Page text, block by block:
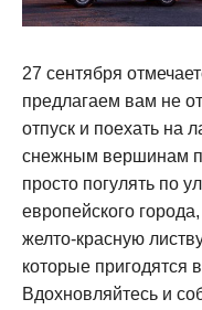
27 сентября
предлагаем вам не
отпуск и поехать на
снежным вершинам
просто погулять по
европейского
желто-красную
которые пригодятся
Вдохновляйтесь и